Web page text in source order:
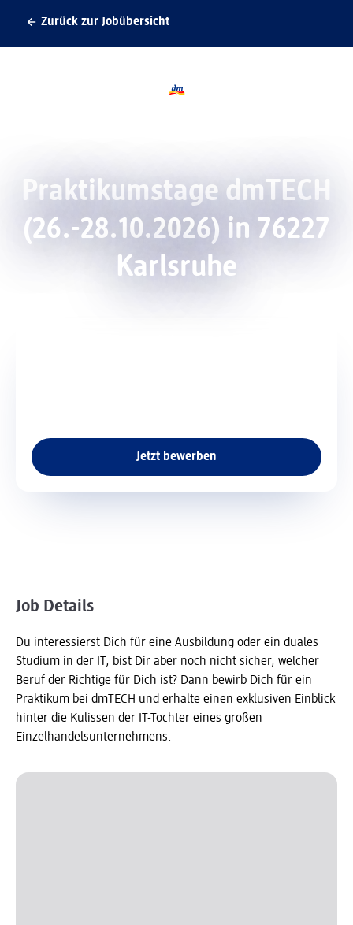
Zurück zur Jobübersicht
Praktikumstage dmTECH
(26.-28.10.2026) in 76227
Karlsruhe
Jetzt bewerben
Job Details
Du interessierst Dich für eine Ausbildung oder ein duales
Studium in der IT, bist Dir aber noch nicht sicher, welcher
Beruf der Richtige für Dich ist? Dann bewirb Dich für ein
Praktikum bei dmTECH und erhalte einen exklusiven Einblick
hinter die Kulissen der IT-Tochter eines großen
Einzelhandelsunternehmens.
Slider wird geladen ...